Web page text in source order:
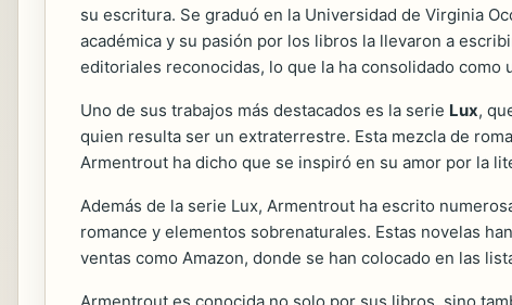
su escritura. Se graduó en la Universidad de Virginia
académica y su pasión por los libros la llevaron a
editoriales reconocidas, lo que la ha consolidado como
Uno de sus trabajos más destacados es la serie Lux,
quien resulta ser un extraterrestre. Esta mezcla de
Armentrout ha dicho que se inspiró en su amor por la
Además de la serie Lux, Armentrout ha escrito
romance y elementos sobrenaturales. Estas novelas
ventas como Amazon, donde se han colocado en las